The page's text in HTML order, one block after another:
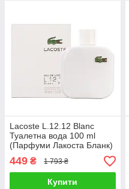
Lacoste L.12.12 Blanc
Туалетна вода 100 ml
(Парфуми Лакоста Бланк)
449 ₴ 1 793 ₴
Купити